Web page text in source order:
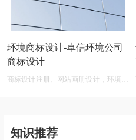
环境商标设计-卓信环境公司
商标设计
商标设计注册、网站画册设计，环境商
知识推荐